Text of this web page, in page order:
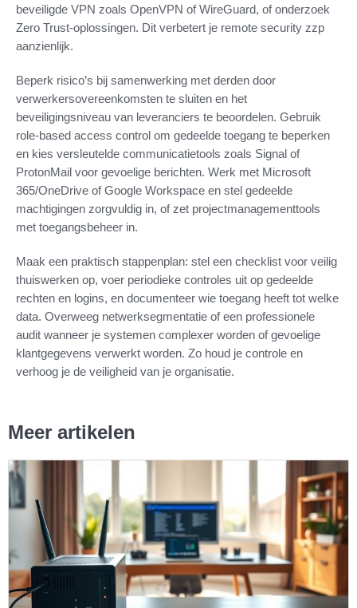
beveiligde VPN zoals OpenVPN of WireGuard, of onderzoek
Zero Trust-oplossingen. Dit verbetert je remote security zzp
aanzienlijk.
Beperk risico’s bij samenwerking met derden door
verwerkersovereenkomsten te sluiten en het
beveiligingsniveau van leveranciers te beoordelen. Gebruik
role-based access control om gedeelde toegang te beperken
en kies versleutelde communicatietools zoals Signal of
ProtonMail voor gevoelige berichten. Werk met Microsoft
365/OneDrive of Google Workspace en stel gedeelde
machtigingen zorgvuldig in, of zet projectmanagementtools
met toegangsbeheer in.
Maak een praktisch stappenplan: stel een checklist voor veilig
thuiswerken op, voer periodieke controles uit op gedeelde
rechten en logins, en documenteer wie toegang heeft tot welke
data. Overweeg netwerksegmentatie of een professionele
audit wanneer je systemen complexer worden of gevoelige
klantgegevens verwerkt worden. Zo houd je controle en
verhoog je de veiligheid van je organisatie.
Meer artikelen